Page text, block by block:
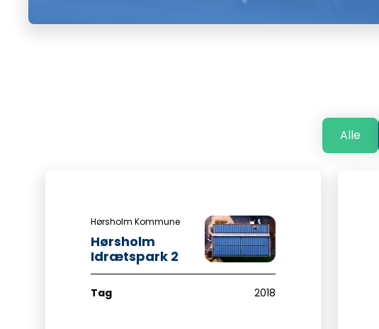
Alle
Hørsholm Kommune
Hørsholm
Idrætspark 2
Tag 2018